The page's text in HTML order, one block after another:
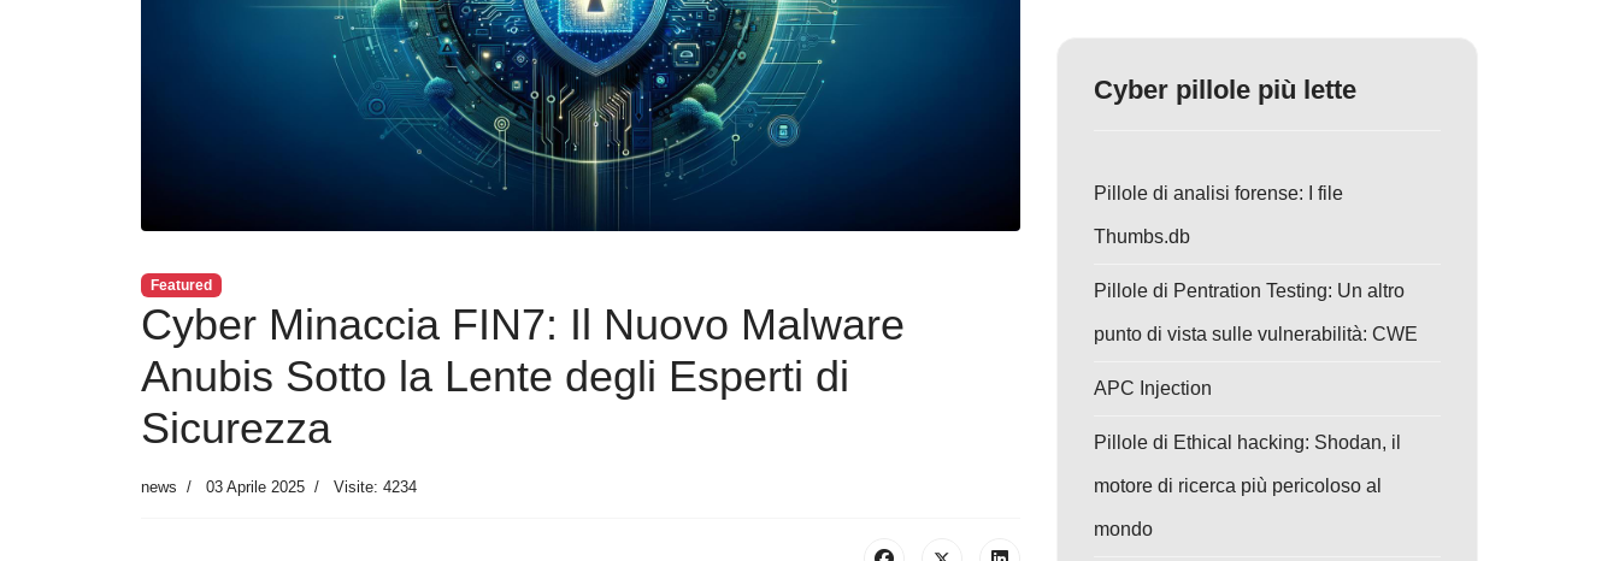
Featured
Cyber Minaccia FIN7: Il Nuovo Malware
Anubis Sotto la Lente degli Esperti di
Sicurezza
news 03 Aprile 2025 Visite: 4234
Cyber pillole più lette
Pillole di analisi forense: I file
Thumbs.db
Pillole di Pentration Testing: Un altro
punto di vista sulle vulnerabilità: CWE
APC Injection
Pillole di Ethical hacking: Shodan, il
motore di ricerca più pericoloso al
mondo